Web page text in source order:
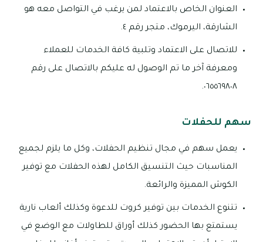
العنوان الخاص بالاعتماد لمن يرغب في التواصل معه هو
الشارقة، اليرموك، متجر رقم ٤.
للاتصال على الاعتماد وتلبية كافة الخدمات للعملاء
ومعرفة آخر ما تم الوصول له عليكم بالاتصال على رقم
٠٦٥٥٦٩٨٠٨.
سهم للحفلات
يعمل سهم في مجال تنظيم الحفلات، وكل ما يلزم لجميع
المناسبات حيث التنسيق الكامل لهذه الحفلات مع توفير
الكوش المميزة والرائعة.
تتنوع الخدمات بين توفير كروت للدعوة وكذلك ألعاب نارية
يستمتع بها الحضور كذلك أوراق للطاولات مع الوضع في